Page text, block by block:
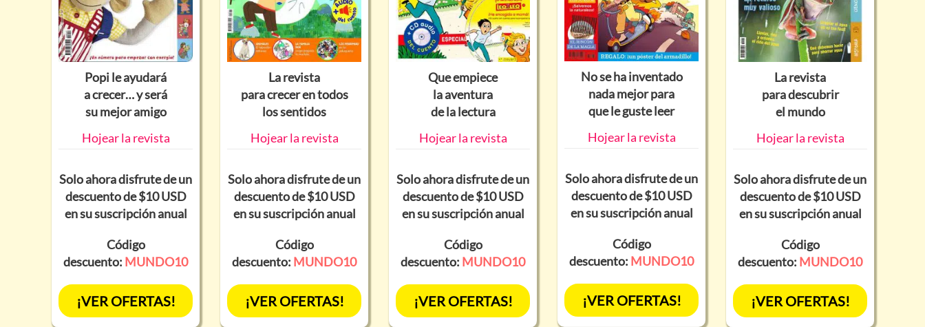
Popi le ayudará
a crecer… y será
su mejor amigo
Hojear la revista
Solo ahora disfrute de un
descuento de $10 USD
en su suscripción anual
Código
descuento: MUNDO10
¡VER OFERTAS!
La revista
para crecer en todos
los sentidos
Hojear la revista
Solo ahora disfrute de un
descuento de $10 USD
en su suscripción anual
Código
descuento: MUNDO10
¡VER OFERTAS!
Que empiece
la aventura
de la lectura
Hojear la revista
Solo ahora disfrute de un
descuento de $10 USD
en su suscripción anual
Código
descuento: MUNDO10
¡VER OFERTAS!
No se ha inventado
nada mejor para
que le guste leer
Hojear la revista
Solo ahora disfrute de un
descuento de $10 USD
en su suscripción anual
Código
descuento: MUNDO10
¡VER OFERTAS!
La revista
para descubrir
el mundo
Hojear la revista
Solo ahora disfrute de un
descuento de $10 USD
en su suscripción anual
Código
descuento: MUNDO10
¡VER OFERTAS!